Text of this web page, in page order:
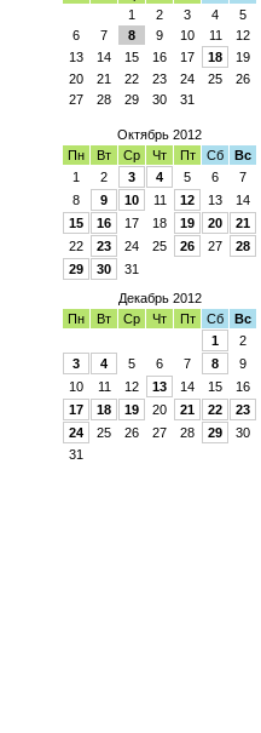
1
2 3 4
5
6
7 8 9 10 11
12
13
14 15 16 17 18
19
20
21 22 23 24 25
26
27
28 29 30 31
Октябрь 2012
Пн
Вт Ср Чт Пт Сб
Вс
1
2 3 4 5 6
7
8
9 10 11 12 13
14
15
16 17 18 19 20
21
22
23 24 25 26 27
28
29
30
31
Декабрь 2012
Пн
Вт Ср Чт Пт Сб
Вс
1
2
3
4 5 6 7 8
9
10
11 12 13 14 15
16
17
18 19 20 21 22
23
24
25 26 27 28 29
30
31